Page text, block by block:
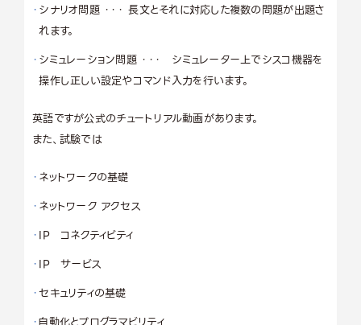
シナリオ問題 ・・・ 長文とそれに対応した複数の問題が出題さ
れます。
シミュレーション問題 ・・・ シミュレーター上でシスコ機器を
操作し正しい設定やコマンド入力を行います。
英語ですが公式のチュートリアル動画があります。
また、試験では
ネットワークの基礎
ネットワーク アクセス
IP コネクティビティ
IP サービス
セキュリティの基礎